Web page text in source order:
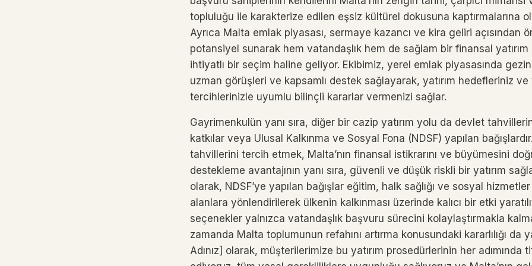
topluluğu ile karakterize edilen eşsiz kültürel dokusuna kaptırmalarına
Ayrıca Malta emlak piyasası, sermaye kazancı ve kira geliri açısından
potansiyel sunarak hem vatandaşlık hem de sağlam bir finansal
ihtiyatlı bir seçim haline geliyor. Ekibimiz, yerel emlak piyasasında
uzman görüşleri ve kapsamlı destek sağlayarak, yatırım hedefleriniz ve
tercihlerinizle uyumlu bilinçli kararlar vermenizi sağlar.
Gayrimenkulün yanı sıra, diğer bir cazip yatırım yolu da devlet
katkılar veya Ulusal Kalkınma ve Sosyal Fona (NDSF) yapılan
tahvillerini tercih etmek, Malta’nın finansal istikrarını ve büyümesini
destekleme avantajının yanı sıra, güvenli ve düşük riskli bir yatırım
olarak, NDSF’ye yapılan bağışlar eğitim, halk sağlığı ve sosyal
alanlara yönlendirilerek ülkenin kalkınması üzerinde kalıcı bir etki
seçenekler yalnızca vatandaşlık başvuru sürecini kolaylaştırmakla
zamanda Malta toplumunun refahını artırma konusundaki kararlılığı da
Adınız] olarak, müşterilerimize bu yatırım prosedürlerinin her adımında